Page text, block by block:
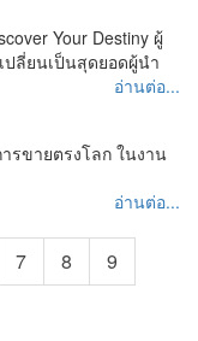
Your Destiny ผู้
ปลี่ยนเป็นสุดยอดผู้นำ
อ่านต่อ...
รขายตรงโลก ในงาน
อ่านต่อ...
7 8
9